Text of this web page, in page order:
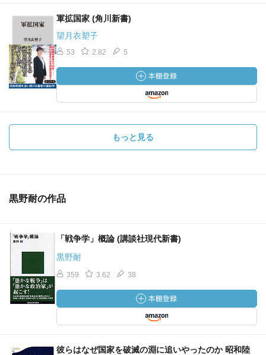
軍拡国家 (角川新書)
望月衣塑子
53 2.82 5
もっと見る
黒野耐の作品
「戦争学」概論 (講談社現代新書)
黒野耐
359 3.62 38
彼らはなぜ国家を破滅の淵に追いやったのか 昭和陸